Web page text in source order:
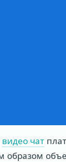
видео чат
образом